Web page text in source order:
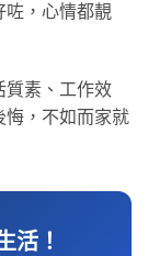
咗，心情都靚
質素、工作效
悔，不如而家就
活！